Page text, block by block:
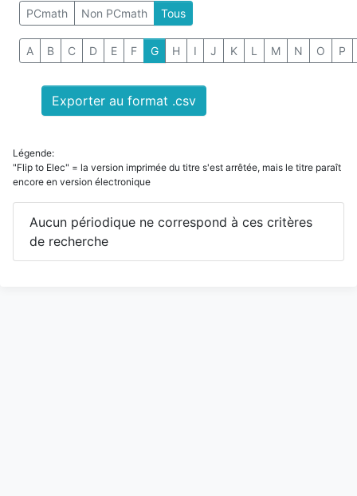
PCmath Non PCmath Tous
A B C D E F G H I J K L M N O P
Exporter au format .csv
Légende:
"Flip to Elec" = la version imprimée du titre s'est arrêtée, mais le titre paraît
encore en version électronique
Aucun périodique ne correspond à ces critères
de recherche